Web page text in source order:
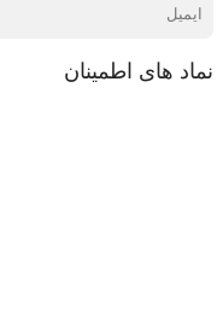
نماد های اطمینان